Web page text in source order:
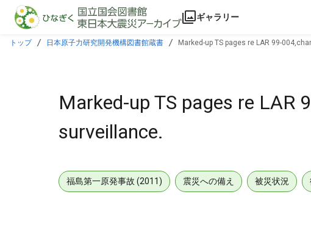
本文に飛ぶ
ギャラリー
トップ 日本原子力研究開発機構図書館蔵書 Marked-up TS pages re LAR 99-
Marked-up TS pages re LAR
surveillance.
福島第一原発事故 (2011) 震災への備え 被災状況